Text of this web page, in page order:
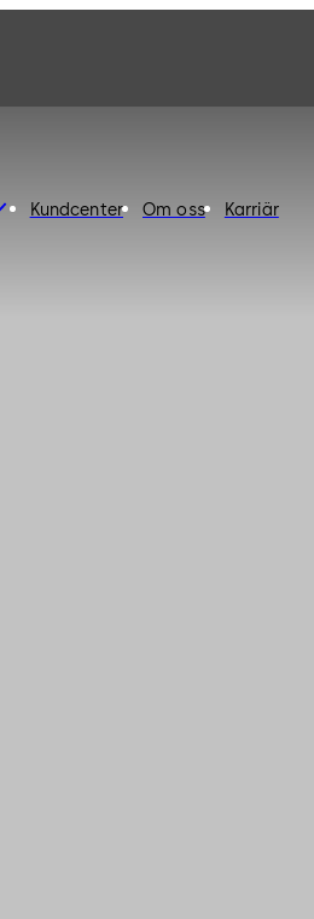
Kundcenter Om oss Karriär